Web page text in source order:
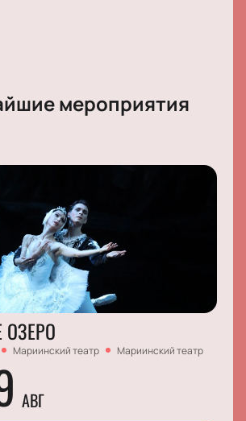
мероприятия
Мариинский театр Мариинский театр
АВГ